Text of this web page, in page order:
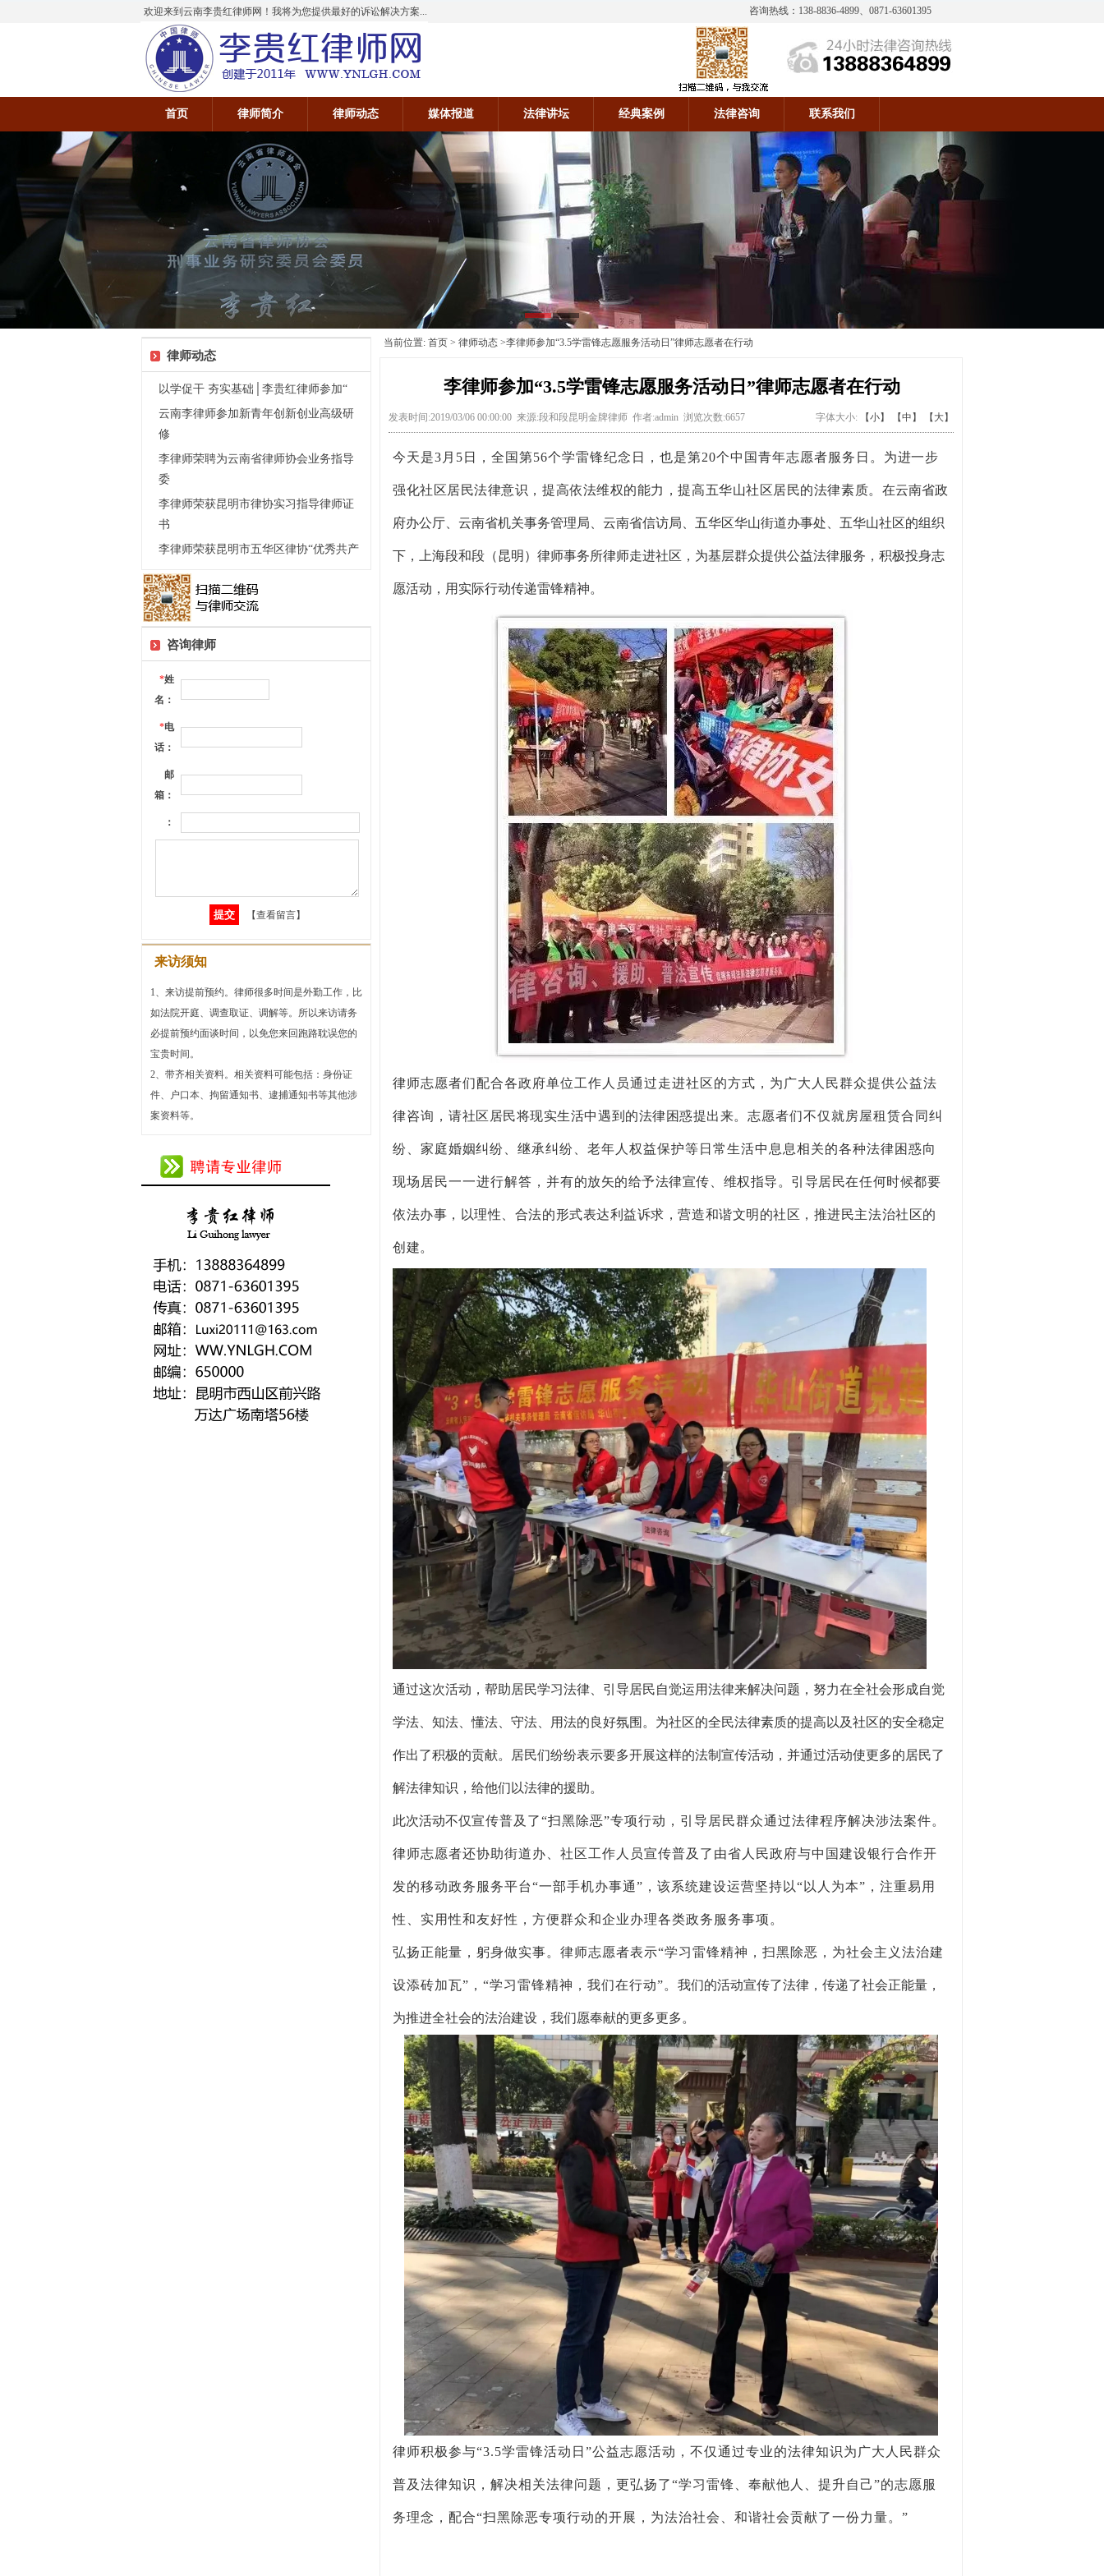
首页 律师简介 律师动态 媒体报道 法律讲坛 经典案例 法律咨询 联系我们
欢迎来到云南李贵红律师网！我将为您提供最好的诉讼解决方案... 咨询热线：138-8836-4899、0871-63601395
1 2
律师动态
以学促干 夯实基础│李贵红律师参加“
云南李律师参加新青年创新创业高级研
修
李律师荣聘为云南省律师协会业务指导
委
李律师荣获昆明市律协实习指导律师证
书
李律师荣获昆明市五华区律协“优秀共产
咨询律师
*姓
名：
*电
话：
邮
箱：
：
【查看留言】
来访须知
1、来访提前预约。律师很多时间是外勤工作，比
如法院开庭、调查取证、调解等。所以来访请务
必提前预约面谈时间，以免您来回跑路耽误您的
宝贵时间。
2、带齐相关资料。相关资料可能包括：身份证
件、户口本、拘留通知书、逮捕通知书等其他涉
案资料等。
当前位置: 首页 > 律师动态 >李律师参加“3.5学雷锋志愿服务活动日”律师志愿者在行动
李律师参加“3.5学雷锋志愿服务活动日”律师志愿者在行动
发表时间:2019/03/06 00:00:00 来源:段和段昆明金牌律师 作者:admin 浏览次数:6657 字体大小: 【小】 【中】 【大】
今天是3月5日，全国第56个学雷锋纪念日，也是第20个中国青年志愿者服务日。 为进一步
强化社区居民法律意识，提高依法维权的能力，提高五华山社区居民的法律素质。 在云南省政
府办公厅、云南省机关事务管理局、云南省信访局、五华区华山街道办事处、五华山社区的组织
下， 上海段和段（昆明）律师事务所律师走进社区，为基层群众提供公益法律服务，积极投身志
愿活动，用实际行动传递雷锋精神。
律师志愿者们配合各政府单位工作人员通过走进社区的方式，为广大人民群众提供公益法
律咨询 ， 请社区居民将现实生活中遇到的法律困惑提出来。 志愿者们不仅就房屋租赁合同纠
纷、 家庭婚姻纠纷、继承纠纷、老年人权益保护等日常生活中息息相关的各种法律困惑向
现场居民一一进行解答 ，并有的放矢的给予法律宣传、维权指导。 引导居民在任何时候都要
依法办事，以理性、合法的形式表达利益诉求，营造和谐文明的社区，推进民主法治社区的
创建。
通过这次活动，帮助居民学习法律、引导居民自觉运用法律来解决问题，努力在全社会形成自觉
学法、知法、懂法、守法、用法的良好氛围。为社区的全民法律素质的提高以及社区的安全稳定
作出了积极的贡献。居民们纷纷表示要多开展这样的法制宣传活动，并通过活动使更多的居民了
解法律知识，给他们以法律的援助。
此次活动不仅宣传普及了“扫黑除恶”专项行动，引导居民群众通过法律程序解决涉法案件。
律师志愿者还协助街道办、社区工作人员宣传普及了由省人民政府与中国建设银行合作开
发的移动政务服务平台“一部手机办事通”，该系统建设运营坚持以“以人为本”，注重易用
性、实用性和友好性，方便群众和企业办理各类政务服务事项。
弘扬正能量，躬身做实事。律师志愿者表示“学习雷锋精神，扫黑除恶，为社会主义法治建
设添砖加瓦”，“学习雷锋精神，我们在行动”。 我们的活动宣传了法律，传递了社会正能量 ，
为推进全社会的法治建设，我们愿奉献的更多更多。
律师积极参与“3.5学雷锋活动日”公益志愿活动，不仅通过专业的法律知识为广大人民群众
普及法律知识，解决相关法律问题，更弘扬了“学习雷锋、奉献他人、提升自己”的志愿服
务理念，配合“扫黑除恶专项行动的开展，为法治社会、和谐社会贡献了一份力量。 ”